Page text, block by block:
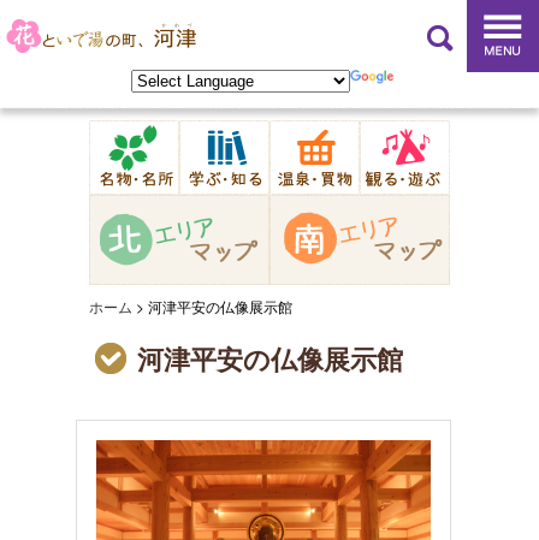
ホーム > 河津平安の仏像展示館
河津平安の仏像展示館